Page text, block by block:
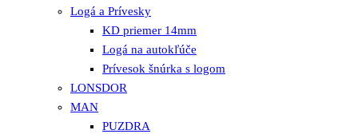
Logá a Prívesky
KD priemer 14mm
Logá na autokľúče
Prívesok šnúrka s logom
LONSDOR
MAN
PUZDRA